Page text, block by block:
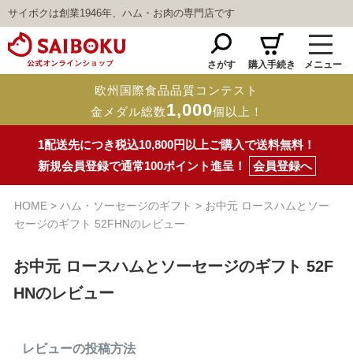
サイボクは創業1946年、ハム・お肉の専門店です
さがす 購入手続き メニュー
欧州国際食品品質コンテスト
金メダル総数1,000個以上！
1配送先につき税込10,800円以上ご購入で送料無料！
新規会員登録で通常100ポイント進呈！
会員登録へ
HOME ハム・ソーセージのギフト
お中元 ロースハムとソー
セージのギフト 52FHNのレビュー
お中元 ロースハムとソーセージのギフト 52F
HNのレビュー
レビューの投稿方法